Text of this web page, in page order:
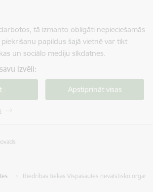
tā izmanto obligāti nepieciešamās
papildus šajā vietnē var tikt
un sociālo mediju sīkdatnes.
izvēli:
Apstiprināt visas
Biedrības tiekas Vispasaules nevalstisko